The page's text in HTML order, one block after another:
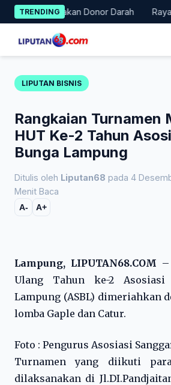
Skip
to
content
TRENDING
Gerakan Donor Darah Rayakan
LIPUTAN BISNIS
Rangkaian Turnamen
HUT Ke-2 Tahun
Bunga Lampung
Ditulis oleh Liputan68 pada 4
Menit Baca
A- A+
Lampung, LIPUTAN68.COM –
Ulang Tahun ke-2 Asosiasi
Lampung (ASBL) dimeriahkan
lomba Gaple dan Catur.
Foto : Pengurus Asosiasi
Turnamen yang diikuti
dilaksanakan di